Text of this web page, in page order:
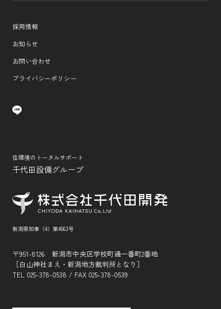
採用情報
お知らせ
お問い合わせ
プライバシーポリシー
住環境のトータルサポート
千代田設備グループ
新潟県知事（4）第4863号
〒951-8126 新潟市中央区学校町通一番町2番地
［白山神社まえ・新潟地方裁判所となり］
TEL 025-378-0538 / FAX 025-378-0539